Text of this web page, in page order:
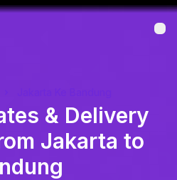
& Delivery
Jakarta to